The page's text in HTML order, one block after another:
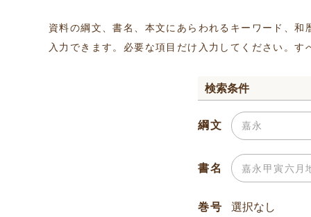
資料の綱文、書名、本文にあらわれるキーワード、
入力できます。必要な項目だけ入力してください。
検索条件
綱文
書名
巻号